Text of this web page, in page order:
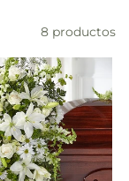
8 productos